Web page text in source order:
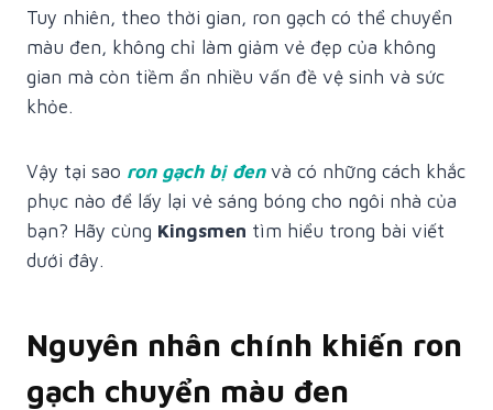
Tuy nhiên, theo thời gian, ron gạch có thể chuyển
màu đen, không chỉ làm giảm vẻ đẹp của không
gian mà còn tiềm ẩn nhiều vấn đề vệ sinh và sức
khỏe.
Vậy tại sao ron gạch bị đenvà có những cách khắc
phục nào để lấy lại vẻ sáng bóng cho ngôi nhà của
bạn? Hãy cùng Kingsmen tìm hiểu trong bài viết
dưới đây.
Nguyên nhân chính khiến ron
gạch chuyển màu đen